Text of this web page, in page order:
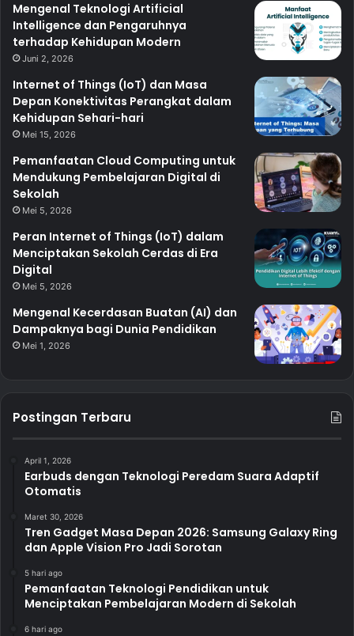
Mengenal Teknologi Artificial
Intelligence dan Pengaruhnya
terhadap Kehidupan Modern
Juni 2, 2026
Internet of Things (IoT) dan Masa
Depan Konektivitas Perangkat dalam
Kehidupan Sehari-hari
Mei 15, 2026
Pemanfaatan Cloud Computing untuk
Mendukung Pembelajaran Digital di
Sekolah
Mei 5, 2026
Peran Internet of Things (IoT) dalam
Menciptakan Sekolah Cerdas di Era
Digital
Mei 5, 2026
Mengenal Kecerdasan Buatan (AI) dan
Dampaknya bagi Dunia Pendidikan
Mei 1, 2026
Postingan Terbaru
April 1, 2026
Earbuds dengan Teknologi Peredam Suara Adaptif
Otomatis
Maret 30, 2026
Tren Gadget Masa Depan 2026: Samsung Galaxy Ring
dan Apple Vision Pro Jadi Sorotan
5 hari ago
Pemanfaatan Teknologi Pendidikan untuk
Menciptakan Pembelajaran Modern di Sekolah
6 hari ago